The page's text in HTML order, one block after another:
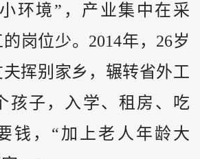
环境”，产业集中在采
岗位少。2014年，26岁
挥别家乡，辗转省外工
孩子，入学、租房、吃
钱，“加上老人年龄大